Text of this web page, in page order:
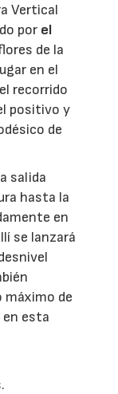
Vertical
por el
de la
en el
recorrido
positivo y
de
salida
hasta la
en
se lanzará
máximo de
en esta